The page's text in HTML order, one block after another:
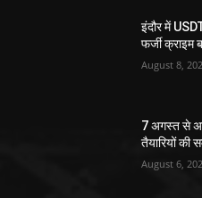
इंदौर में
फर्जी क्राइम
August 8,
7 अगस्त से
तैयारियों की
August 6,